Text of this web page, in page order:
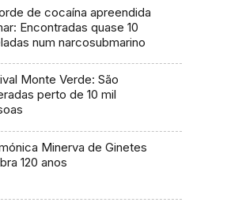
de cocaína apreendida
Encontradas quase 10
num narcosubmarino
Monte Verde: São
perto de 10 mil
Minerva de Ginetes
120 anos